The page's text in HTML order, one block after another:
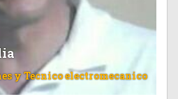
y Tecnico electromecanico